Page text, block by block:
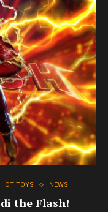
HOT TOYS NEWS !
the Flash!